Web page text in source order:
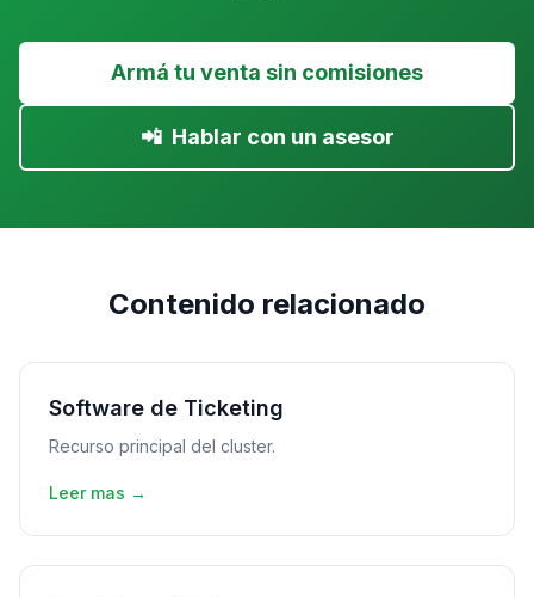
Armá tu venta sin comisiones
📲 Hablar con un asesor
Contenido relacionado
Software de Ticketing
Recurso principal del cluster.
Leer mas →